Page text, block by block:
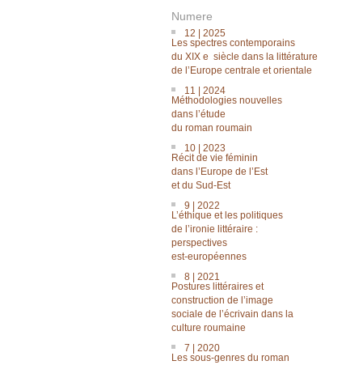
Numere
12 | 2025
Les spectres contemporains
du XIX e siècle dans la littérature
de lʼEurope centrale et orientale
11 | 2024
Méthodologies nouvelles
dans lʼétude
du roman roumain
10 | 2023
Récit de vie féminin
dans l’Europe de l’Est
et du Sud-Est
9 | 2022
L’éthique et les politiques
de l’ironie littéraire :
perspectives
est-européennes
8 | 2021
Postures littéraires et
construction de l’image
sociale de l’écrivain dans la
culture roumaine
7 | 2020
Les sous-genres du roman